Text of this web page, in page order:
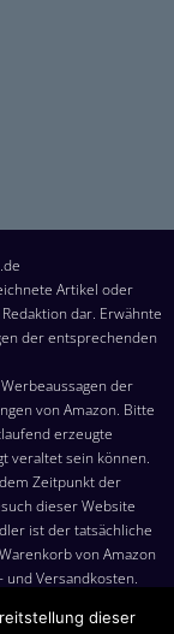
Artikel oder
dar. Erwähnte
der entsprechenden
der
von Amazon. Bitte
erzeugte
veraltet sein können.
Zeitpunkt der
dieser Website
ist der tatsächliche
von Amazon
und Versandkosten.
Es gelten jedoch
dieser